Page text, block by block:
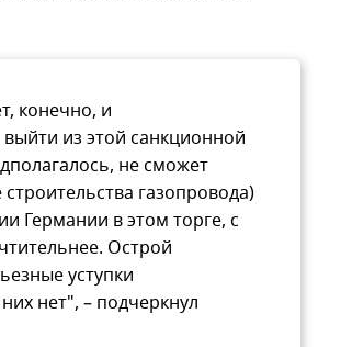
конечно, и
из этой санкционной
не сможет
газопровода)
Германии в этом торге, с
Острой
уступки
нет", – подчеркнул